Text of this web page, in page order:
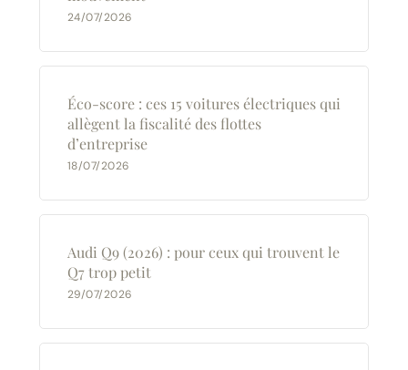
24/07/2026
Éco-score : ces 15 voitures électriques qui
allègent la fiscalité des flottes
d’entreprise
18/07/2026
Audi Q9 (2026) : pour ceux qui trouvent le
Q7 trop petit
29/07/2026